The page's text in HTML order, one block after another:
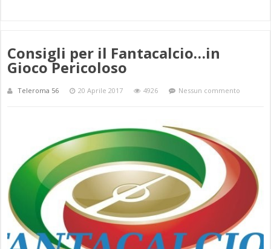
Consigli per il Fantacalcio…in
Gioco Pericoloso
Teleroma 56 20 Aprile 2017 4926 Nessun commento